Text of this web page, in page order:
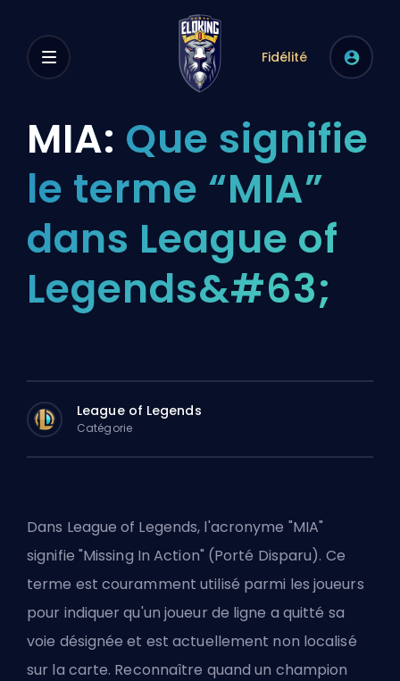
Fidélité
MIA: Que signifie
le terme “MIA”
dans League of
Legends&#63;
League of Legends
Catégorie
Dans League of Legends, l'acronyme "MIA"
signifie "Missing In Action" (Porté Disparu). Ce
terme est couramment utilisé parmi les joueurs
pour indiquer qu'un joueur de ligne a quitté sa
voie désignée et est actuellement non localisé
sur la carte. Reconnaître quand un champion